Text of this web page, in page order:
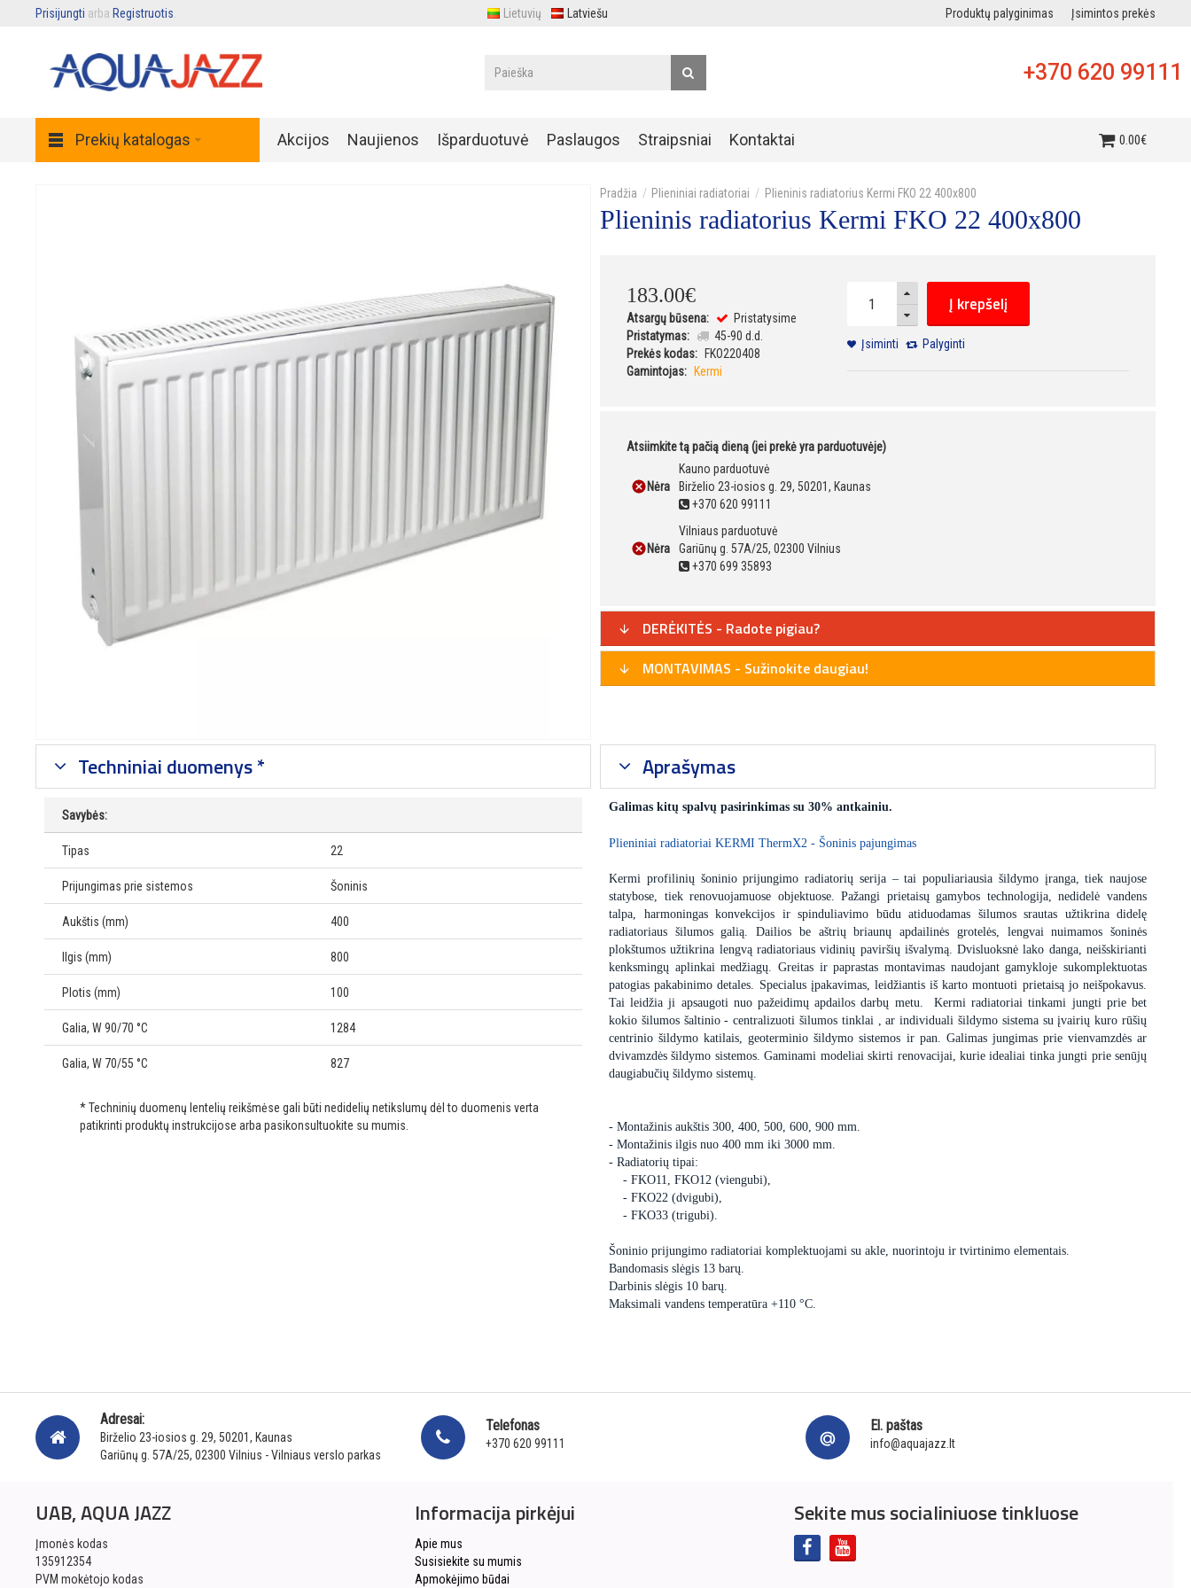
Prisijungti arba Registruotis Lietuvių Latviešu Produktų palyginimas Įsimintos prekės
+370 620 99111
Prekių katalogas Akcijos Naujienos Išparduotuvė Paslaugos Straipsniai Kontaktai 0.00€
Plieniniai radiatoriai Plieninis radiatorius Kermi FKO 22 400x800
Plieninis radiatorius Kermi FKO 22 400x800
183.00€
Atsargų būsena:
Pristatysime
Pristatymas:
45-90 d.d.
Prekės kodas:
FKO220408
Gamintojas:
Kermi
Į krepšelį
Įsiminti Palyginti
Atsiimkite tą pačią dieną (jei prekė yra parduotuvėje)
Nėra
Kauno parduotuvė
Birželio 23-iosios g. 29, 50201, Kaunas
+370 620 99111
Nėra
Vilniaus parduotuvė
Gariūnų g. 57A/25, 02300 Vilnius
+370 699 35893
DERĖKITĖS - Radote pigiau?
MONTAVIMAS - Sužinokite daugiau!
Techniniai duomenys *
Savybės:
Tipas 22
Prijungimas prie sistemos Šoninis
Aukštis (mm) 400
Ilgis (mm) 800
Plotis (mm) 100
Galia, W 90/70 °C 1284
Galia, W 70/55 °C 827
* Techninių duomenų lentelių reikšmėse gali būti nedidelių netikslumų dėl to duomenis verta
patikrinti produktų instrukcijose arba pasikonsultuokite su mumis.
Aprašymas
Galimas kitų spalvų pasirinkimas su 30% antkainiu.
Plieniniai radiatoriai KERMI ThermX2 - Šoninis pajungimas
Kermi profilinių šoninio prijungimo radiatorių serija – tai populiariausia šildymo įranga, tiek naujose
statybose, tiek renovuojamuose objektuose. Pažangi prietaisų gamybos technologija, nedidelė vandens
talpa, harmoningas konvekcijos ir spinduliavimo būdu atiduodamas šilumos srautas užtikrina didelę
radiatoriaus šilumos galią. Dailios be aštrių briaunų apdailinės grotelės, lengvai nuimamos šoninės
plokštumos užtikrina lengvą radiatoriaus vidinių paviršių išvalymą. Dvisluoksnė lako danga, neišskirianti
kenksmingų aplinkai medžiagų. Greitas ir paprastas montavimas naudojant gamykloje sukomplektuotas
patogias pakabinimo detales. Specialus įpakavimas, leidžiantis iš karto montuoti prietaisą jo neišpokavus.
Tai leidžia ji apsaugoti nuo pažeidimų apdailos darbų metu. Kermi radiatoriai tinkami jungti prie bet
kokio šilumos šaltinio - centralizuoti šilumos tinklai , ar individuali šildymo sistema su įvairių kuro rūšių
centrinio šildymo katilais, geoterminio šildymo sistemos ir pan. Galimas jungimas prie vienvamzdės ar
dvivamzdės šildymo sistemos. Gaminami modeliai skirti renovacijai, kurie idealiai tinka jungti prie senūjų
daugiabučių šildymo sistemų.
- Montažinis aukštis 300, 400, 500, 600, 900 mm.
- Montažinis ilgis nuo 400 mm iki 3000 mm.
- Radiatorių tipai:
- FKO11, FKO12 (viengubi),
- FKO22 (dvigubi),
- FKO33 (trigubi).
Šoninio prijungimo radiatoriai komplektuojami su akle, nuorintoju ir tvirtinimo elementais.
Bandomasis slėgis 13 barų.
Darbinis slėgis 10 barų.
Maksimali vandens temperatūra +110 °C.
Adresai:
Birželio 23-iosios g. 29, 50201, Kaunas
Gariūnų g. 57A/25, 02300 Vilnius - Vilniaus verslo parkas
Telefonas
+370 620 99111
El. paštas
info@aquajazz.lt
UAB, AQUA JAZZ
Įmonės kodas
135912354
PVM mokėtojo kodas
Informacija pirkėjui
Apie mus
Susisiekite su mumis
Apmokėjimo būdai
Sekite mus socialiniuose tinkluose